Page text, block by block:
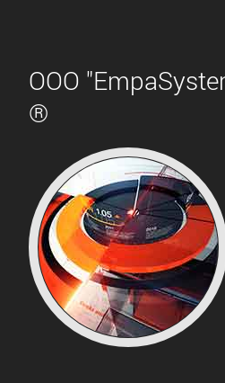
ООО
®